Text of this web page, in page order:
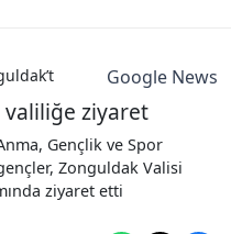
gençlerden valiliğe
Google News
valiliğe ziyaret
Gençlik ve Spor
Zonguldak Valisi
ziyaret etti